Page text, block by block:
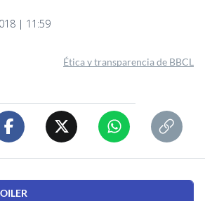
| 11:59
Ética y transparencia de BBCL